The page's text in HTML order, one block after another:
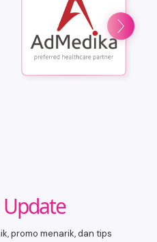
Update
promo menarik, dan tips